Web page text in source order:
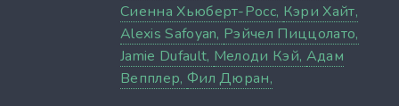
Сиенна Хьюберт-Росс, Кэри Хайт,
Alexis Safoyan, Рэйчел Пиццолато,
Jamie Dufault, Мелоди Кэй, Адам
Вепплер, Фил Дюран,